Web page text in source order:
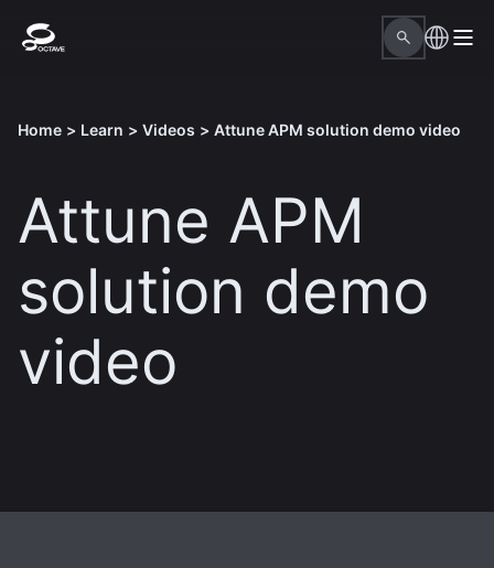
Home > Learn > Videos > Attune APM solution demo video
Attune APM
solution demo
video